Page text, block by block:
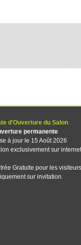
d'Ouverture du Salon
permanente
à jour le 15 Août 2026
exclusivement sur internet
Gratuite pour les visiteurs
sur invitation.